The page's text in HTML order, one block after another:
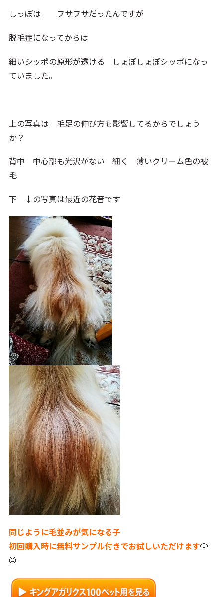
しっぽは フサフサだったんですが
脱毛症になってからは
細いシッポの原形が透ける しょぼしょぼシッポになっ
ていました。
上の写真は 毛足の伸び方も影響してるからでしょう
か？
背中 中心部も光沢がない 細く 薄いクリーム色の被
毛
下 ↓の写真は最近の花音です
同じように毛並みが気になる子
初回購入時に無料サンプル付きでお試しいただけます🐶
🐱